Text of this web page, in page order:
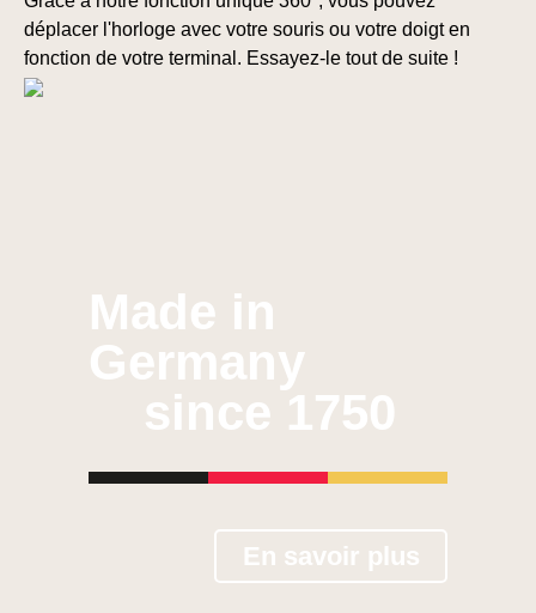
déplacer l'horloge avec votre souris ou votre doigt en
fonction de votre terminal. Essayez-le tout de suite !
Made in
Germany
since 1750
En savoir plus